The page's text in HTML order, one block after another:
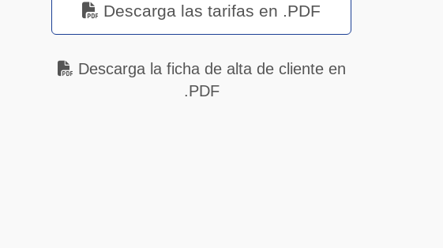
Descarga las tarifas en .PDF
Descarga la ficha de alta de cliente en
.PDF